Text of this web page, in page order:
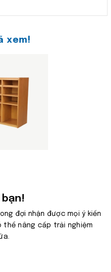
xem!
bạn!
đợi nhận được mọi ý kiến
thể nâng cấp trải nghiệm